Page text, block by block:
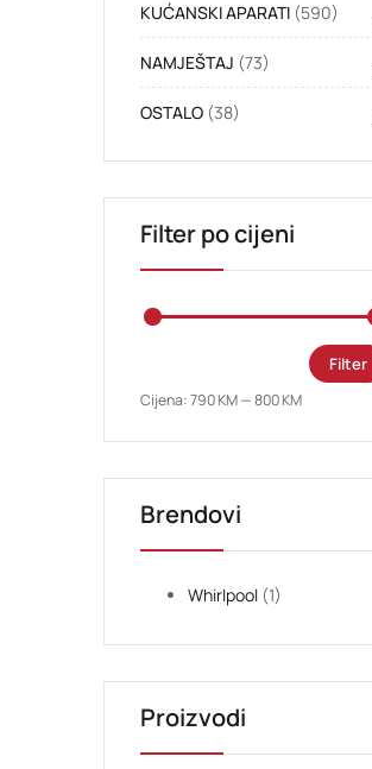
KUĆANSKI APARATI (590)
NAMJEŠTAJ (73)
OSTALO (38)
Filter po cijeni
Filter
Cijena:790 KM—800 KM
Brendovi
Whirlpool (1)
Proizvodi